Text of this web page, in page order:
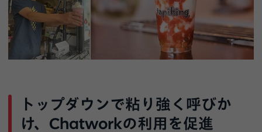
トップダウンで粘り強く呼びか
け、Chatworkの利用を促進